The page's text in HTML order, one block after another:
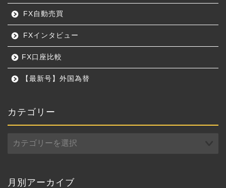
FX自動売買
FXインタビュー
FX口座比較
【最新号】外国為替
カテゴリー
テ
ー
月別アーカイブ